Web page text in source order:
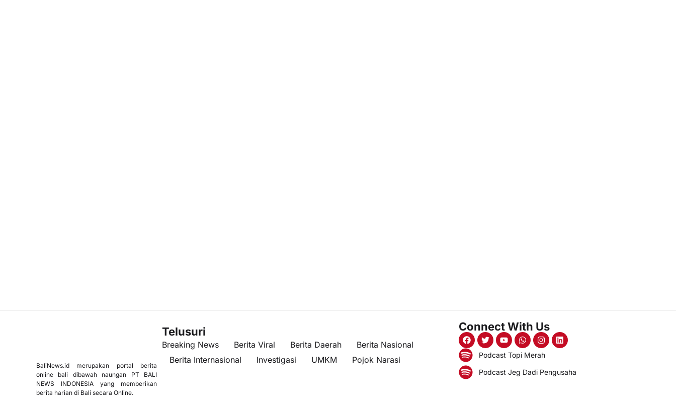
BaliNews.id merupakan portal berita
online bali dibawah naungan PT BALI
NEWS INDONESIA yang memberikan
berita harian di Bali secara Online.
Telusuri
Breaking News Berita Viral Berita Daerah
Berita Nasional
Berita Internasional
Investigasi UMKM Pojok Narasi
Connect With Us
Podcast Topi Merah
Podcast Jeg Dadi Pengusaha